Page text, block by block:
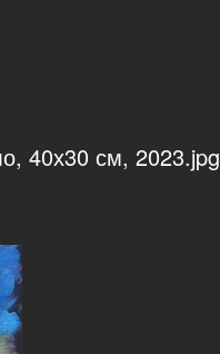
40х30 см, 2023.jpg